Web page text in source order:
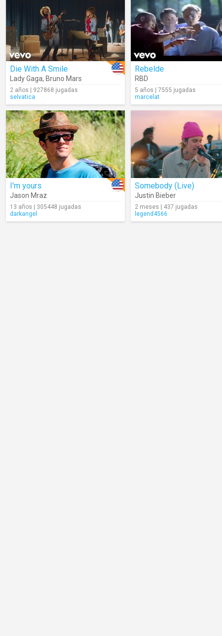
Die With A Smile
Lady Gaga, Bruno Mars
2 años | 927868 jugadas
selvatica
Rebelde
RBD
5 años | 7555 jugadas
marcelat
I'm yours
Jason Mraz
13 años | 305448 jugadas
darkangel
Somebody (Live)
Justin Bieber
2 meses | 437 jugadas
legend4566